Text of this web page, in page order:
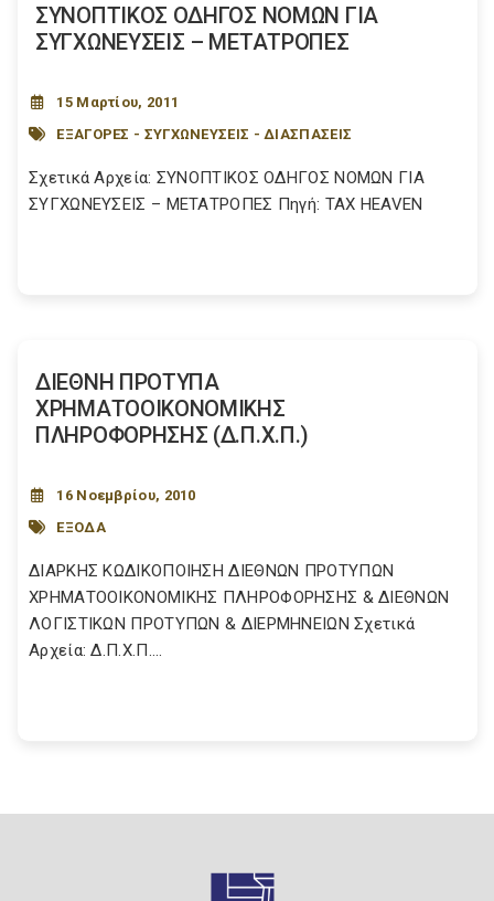
ΣΥΝΟΠΤΙΚΟΣ ΟΔΗΓΟΣ ΝΟΜΩΝ ΓΙΑ
ΣΥΓΧΩΝΕΥΣΕΙΣ – ΜΕΤΑΤΡΟΠΕΣ
15 Μαρτίου, 2011
ΕΞΑΓΟΡΕΣ - ΣΥΓΧΩΝΕΥΣΕΙΣ - ΔΙΑΣΠΑΣΕΙΣ
Σχετικά Αρχεία: ΣΥΝΟΠΤΙΚΟΣ ΟΔΗΓΟΣ ΝΟΜΩΝ ΓΙΑ
ΣΥΓΧΩΝΕΥΣΕΙΣ – ΜΕΤΑΤΡΟΠΕΣ Πηγή: TAX HEAVEN
ΔΙΕΘΝΗ ΠΡΟΤΥΠΑ
ΧΡΗΜΑΤΟΟΙΚΟΝΟΜΙΚΗΣ
ΠΛΗΡΟΦΟΡΗΣΗΣ (Δ.Π.Χ.Π.)
16 Νοεμβρίου, 2010
ΕΞΟΔΑ
ΔΙΑΡΚΗΣ ΚΩΔΙΚΟΠΟΙΗΣΗ ΔΙΕΘΝΩΝ ΠΡΟΤΥΠΩΝ
ΧΡΗΜΑΤΟΟΙΚΟΝΟΜΙΚΗΣ ΠΛΗΡΟΦΟΡΗΣΗΣ & ΔΙΕΘΝΩΝ
ΛΟΓΙΣΤΙΚΩΝ ΠΡΟΤΥΠΩΝ & ΔΙΕΡΜΗΝΕΙΩΝ Σχετικά
Αρχεία: Δ.Π.Χ.Π....